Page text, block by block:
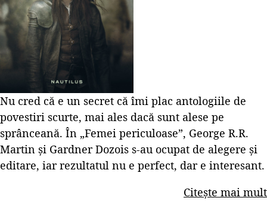
Nu cred că e un secret că îmi plac antologiile de
povestiri scurte, mai ales dacă sunt alese pe
sprânceană. În „Femei periculoase”, George R.R.
Martin și Gardner Dozois s-au ocupat de alegere și
editare, iar rezultatul nu e perfect, dar e interesant.
Citește mai mult